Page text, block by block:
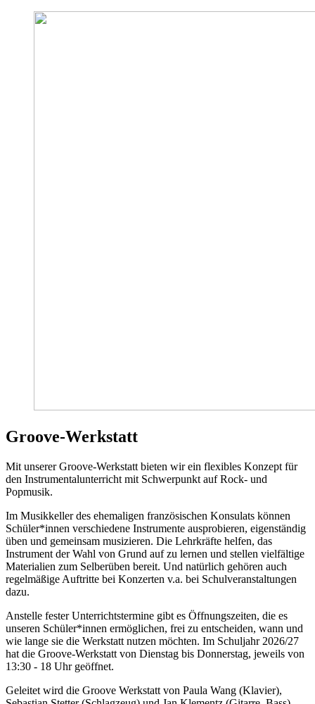
Groove-Werkstatt
Mit unserer Groove-Werkstatt bieten wir ein flexibles Konzept für
den Instrumentalunterricht mit Schwerpunkt auf Rock- und
Popmusik.
Im Musikkeller des ehemaligen französischen Konsulats können
Schüler*innen verschiedene Instrumente ausprobieren, eigenständig
üben und gemeinsam musizieren. Die Lehrkräfte helfen, das
Instrument der Wahl von Grund auf zu lernen und stellen vielfältige
Materialien zum Selberüben bereit. Und natürlich gehören auch
regelmäßige Auftritte bei Konzerten v.a. bei Schulveranstaltungen
dazu.
Anstelle fester Unterrichtstermine gibt es Öffnungszeiten, die es
unseren Schüler*innen ermöglichen, frei zu entscheiden, wann und
wie lange sie die Werkstatt nutzen möchten. Im Schuljahr 2026/27
hat die Groove-Werkstatt von Dienstag bis Donnerstag, jeweils von
13:30 - 18 Uhr geöffnet.
Geleitet wird die Groove Werkstatt von Paula Wang (Klavier),